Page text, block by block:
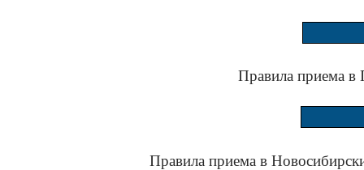
Правила приема в
Правила приема в